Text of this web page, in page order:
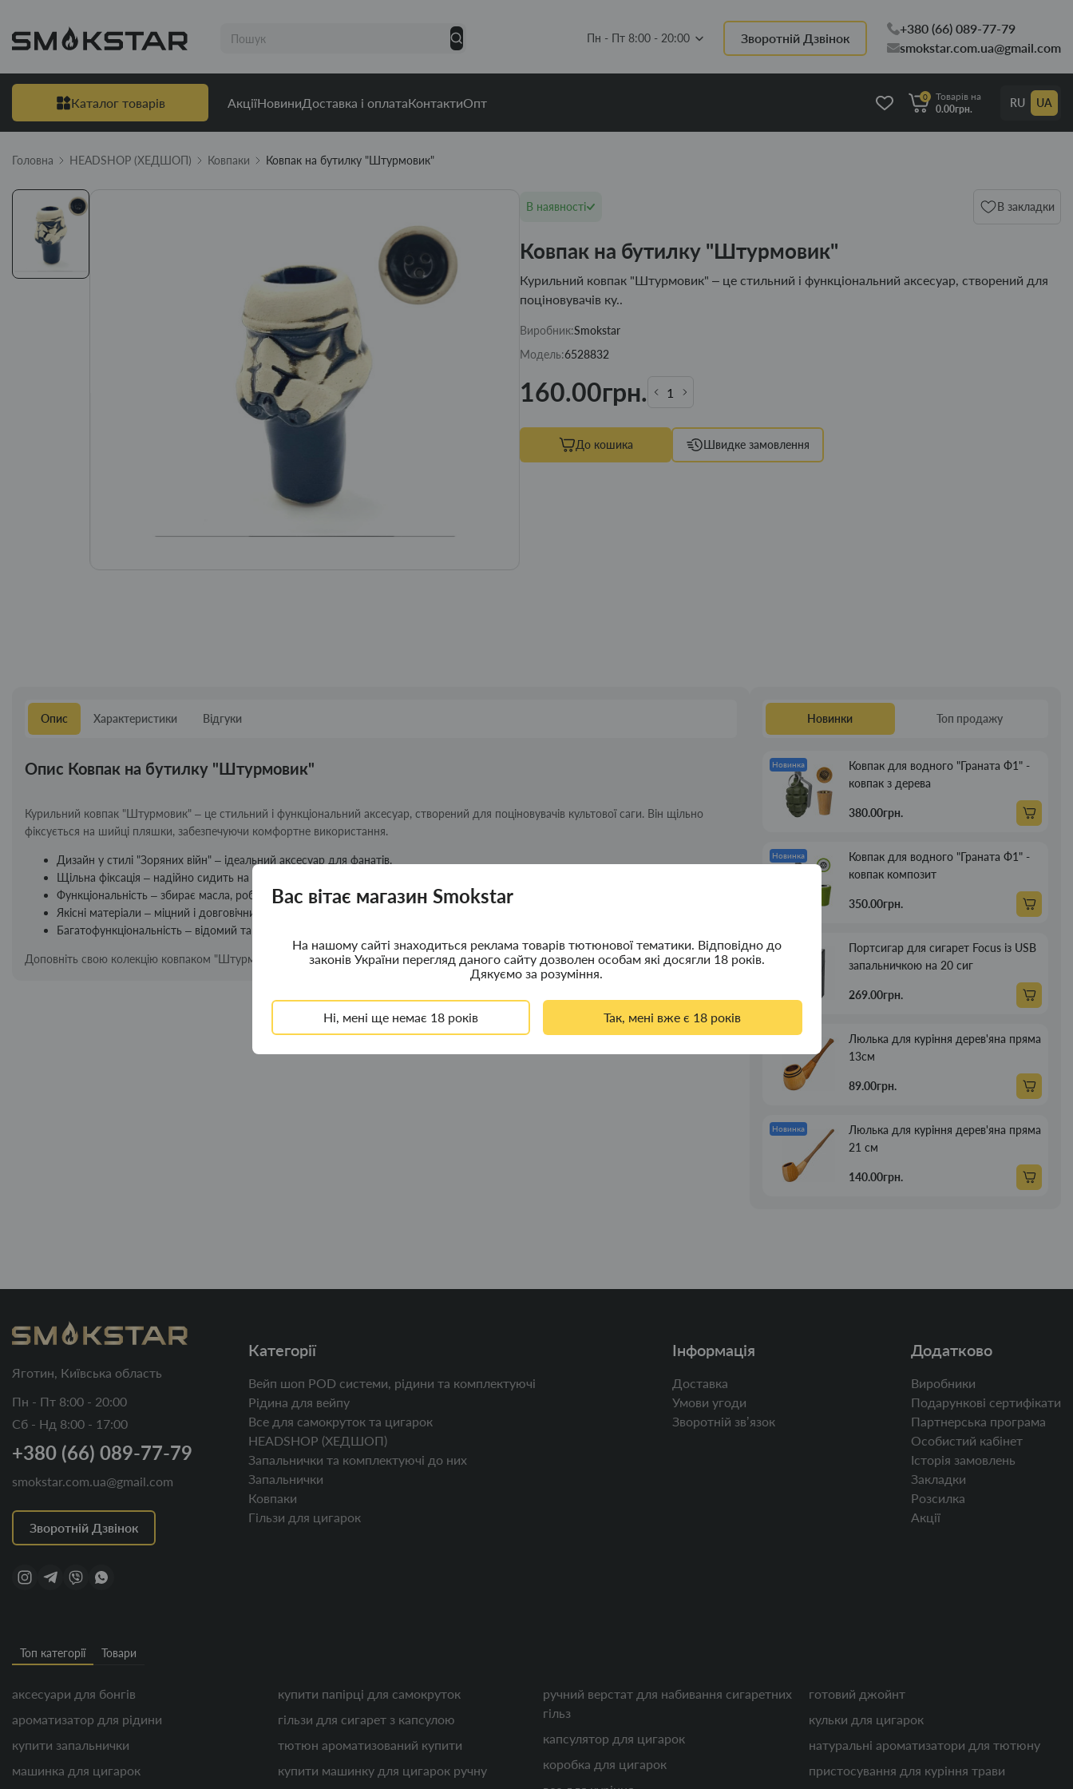
Вас вітає магазин Smokstar
На нашому сайті знаходиться реклама товарів тютюнової тематики. Відповідно до
законів України перегляд даного сайту дозволен особам які досягли 18 років.
Дякуємо за розуміння.
Ні, мені ще немає 18 років Так, мені вже є 18 років
Пн - Пт 8:00 - 20:00 Зворотній Дзвінок
+380 (66) 089-77-79
smokstar.com.ua@gmail.com
Каталог товарів АкціїНовиниДоставка і оплатаКонтактиОпт 0
Товарів на
0.00грн.
RU UA
Головна HEADSHOP (ХЕДШОП) Ковпаки Ковпак на бутилку "Штурмовик"
В наявності В закладки
Ковпак на бутилку "Штурмовик"
Курильний ковпак "Штурмовик" – це стильний і функціональний аксесуар, створений для
поціновувачів ку..
Виробник:Smokstar
Модель:6528832
160.00грн.
До кошика Швидке замовлення
Опис Характеристики Відгуки
Опис Ковпак на бутилку "Штурмовик"
Курильний ковпак "Штурмовик" – це стильний і функціональний аксесуар, створений для поціновувачів культової саги. Він щільно
фіксується на шийці пляшки, забезпечуючи комфортне використання.
Дизайн у стилі "Зоряних війн" – ідеальний аксесуар для фанатів.
Щільна фіксація – надійно сидить на пляшці, не пропускаючи зайвого повітря.
Функціональність – збирає масла, роблячи процес куріння зручним.
Якісні матеріали – міцний і довговічний аксесуар.
Багатофункціональність – відомий також як напер, відро, напас, наперсток тощо.
Доповніть свою колекцію ковпаком "Штурмовик" і насолоджуйтеся атмосферою далекої-далекої галактики!
Новинки Топ продажу
Новинка
Ковпак для водного "Граната Ф1" -
ковпак з дерева
380.00грн.
Новинка
Ковпак для водного "Граната Ф1" -
ковпак композит
350.00грн.
Новинка
Портсигар для сигарет Focus із USB
запальничкою на 20 сиг
269.00грн.
Новинка
Люлька для куріння дерев'яна пряма
13см
89.00грн.
Новинка
Люлька для куріння дерев'яна пряма
21 см
140.00грн.
Яготин, Київська область
Пн - Пт 8:00 - 20:00
Сб - Нд 8:00 - 17:00
+380 (66) 089-77-79
smokstar.com.ua@gmail.com
Зворотній Дзвінок
Категорії
Вейп шоп POD системи, рідини та комплектуючі
Рідина для вейпу
Все для самокруток та цигарок
HEADSHOP (ХЕДШОП)
Запальнички та комплектуючі до них
Запальнички
Ковпаки
Гільзи для цигарок
Інформація
Доставка
Умови угоди
Зворотній звʼязок
Додатково
Виробники
Подарункові сертифікати
Партнерська програма
Особистий кабінет
Історія замовлень
Закладки
Розсилка
Акції
Топ категорії Товари
аксесуари для бонгів
ароматизатор для рідини
купити запальнички
машинка для цигарок
купити папірці для самокруток
гільзи для сигарет з капсулою
тютюн ароматизований купити
купити машинку для цигарок ручну
ручний верстат для набивання сигаретних
гільз
капсулятор для цигарок
коробка для цигарок
готовий джойнт
кульки для цигарок
натуральні ароматизатори для тютюну
пристосування для куріння трави